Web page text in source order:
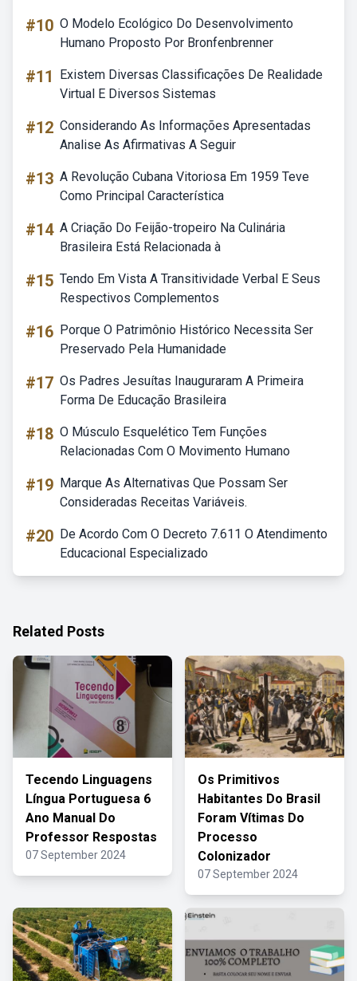
#10 O Modelo Ecológico Do Desenvolvimento
Humano Proposto Por Bronfenbrenner
#11
Existem Diversas Classificações De Realidade
Virtual E Diversos Sistemas
#12 Considerando As Informações Apresentadas
Analise As Afirmativas A Seguir
#13 A Revolução Cubana Vitoriosa Em 1959 Teve
Como Principal Característica
#14 A Criação Do Feijão-tropeiro Na Culinária
Brasileira Está Relacionada à
#15 Tendo Em Vista A Transitividade Verbal E Seus
Respectivos Complementos
#16 Porque O Patrimônio Histórico Necessita Ser
Preservado Pela Humanidade
#17 Os Padres Jesuítas Inauguraram A Primeira
Forma De Educação Brasileira
#18 O Músculo Esquelético Tem Funções
Relacionadas Com O Movimento Humano
#19 Marque As Alternativas Que Possam Ser
Consideradas Receitas Variáveis.
#20 De Acordo Com O Decreto 7.611 O Atendimento
Educacional Especializado
Related Posts
Tecendo Linguagens
Língua Portuguesa 6
Ano Manual Do
Professor Respostas
07 September 2024
Os Primitivos
Habitantes Do Brasil
Foram Vítimas Do
Processo
Colonizador
07 September 2024